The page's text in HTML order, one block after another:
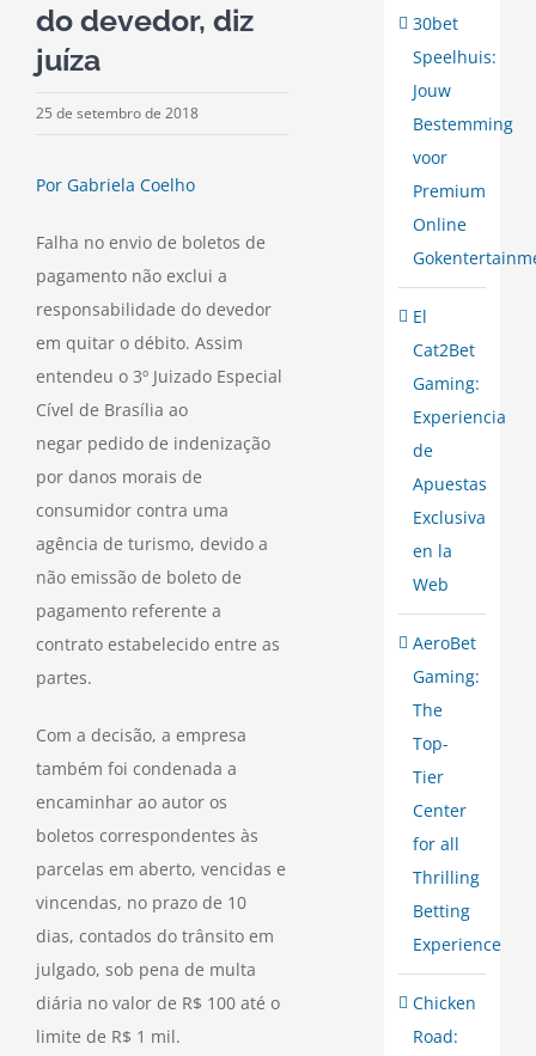
do devedor, diz
juíza
25 de setembro de 2018
Por Gabriela Coelho
Falha no envio de boletos de
pagamento não exclui a
responsabilidade do devedor
em quitar o débito. Assim
entendeu o 3º Juizado Especial
Cível de Brasília ao
negar pedido de indenização
por danos morais de
consumidor contra uma
agência de turismo, devido a
não emissão de boleto de
pagamento referente a
contrato estabelecido entre as
partes.
Com a decisão, a empresa
também foi condenada a
encaminhar ao autor os
boletos correspondentes às
parcelas em aberto, vencidas e
vincendas, no prazo de 10
dias, contados do trânsito em
julgado, sob pena de multa
diária no valor de R$ 100 até o
limite de R$ 1 mil.
30bet
Speelhuis:
Jouw
Bestemming
voor
Premium
Online
El
Cat2Bet
Gaming:
Experiencia
de
Apuestas
Exclusiva
en la
Web
AeroBet
Gaming:
The
Top-
Tier
Center
for all
Thrilling
Betting
Experience
Chicken
Road: